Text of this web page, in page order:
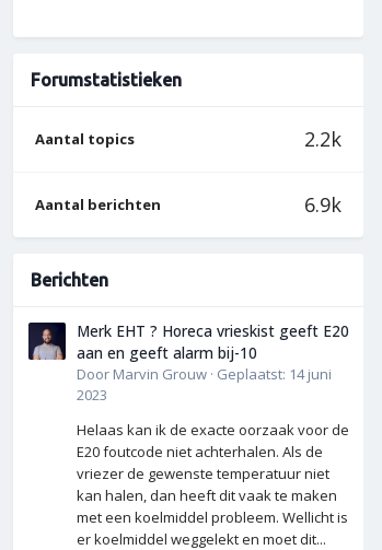
Forumstatistieken
Aantal topics 2.2k
Aantal berichten 6.9k
Berichten
Merk EHT ? Horeca vrieskist geeft E20
aan en geeft alarm bij-10
Door Marvin Grouw · Geplaatst: 14 juni
2023
Helaas kan ik de exacte oorzaak voor de
E20 foutcode niet achterhalen. Als de
vriezer de gewenste temperatuur niet
kan halen, dan heeft dit vaak te maken
met een koelmiddel probleem. Wellicht is
er koelmiddel weggelekt en moet dit...